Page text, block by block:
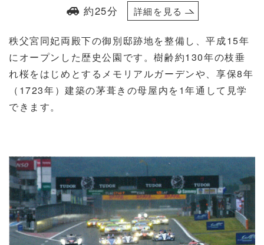
約25分 詳細を見る
秩父宮同妃両殿下の御別邸跡地を整備し、平成15年
にオープンした歴史公園です。樹齢約130年の枝垂
れ桜をはじめとするメモリアルガーデンや、享保8年
（1723年）建築の茅葺きの母屋内を1年通して見学
できます。